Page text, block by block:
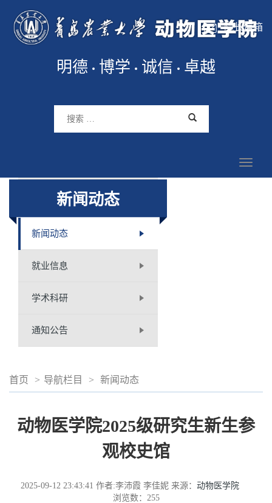
院长信箱
明德 博学 诚信 卓越
新闻动态
新闻动态
就业信息
学术科研
通知公告
首页 > 导航栏目 > 新闻动态
动物医学院2025级研究生新生参
观校史馆
2025-09-12 23:43:41 作者:李沛霞 李佳妮 来源： 动物医学院
浏览数： 255